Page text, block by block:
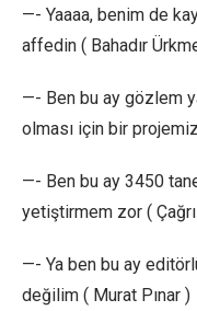
—- Yaaaa, benim de
affedin ( Bahadır
—- Ben bu ay gözlem
olması için bir
—- Ben bu ay 3450
yetiştirmem zor ( Çağrı
—- Ya ben bu ay
değilim ( Murat Pınar )